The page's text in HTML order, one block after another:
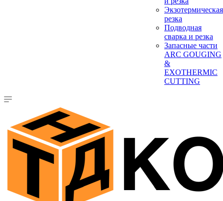
Экзотермическая
резка
Подводная
сварка и резка
Запасные части
ARC GOUGING
&
EXOTHERMIC
CUTTING